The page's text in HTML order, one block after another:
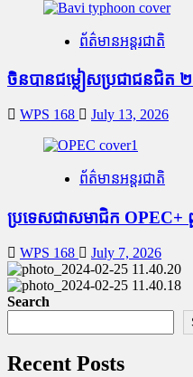
ព័ត៌មានអន្តរជាតិ
ចិនបានជម្លៀសប្រជាជនជិត
WPS 168 July 13, 2026
ព័ត៌មានអន្តរជាតិ
ប្រទេសជាសមាជិក OPEC+​
WPS 168 July 7, 2026
Search
Recent Posts